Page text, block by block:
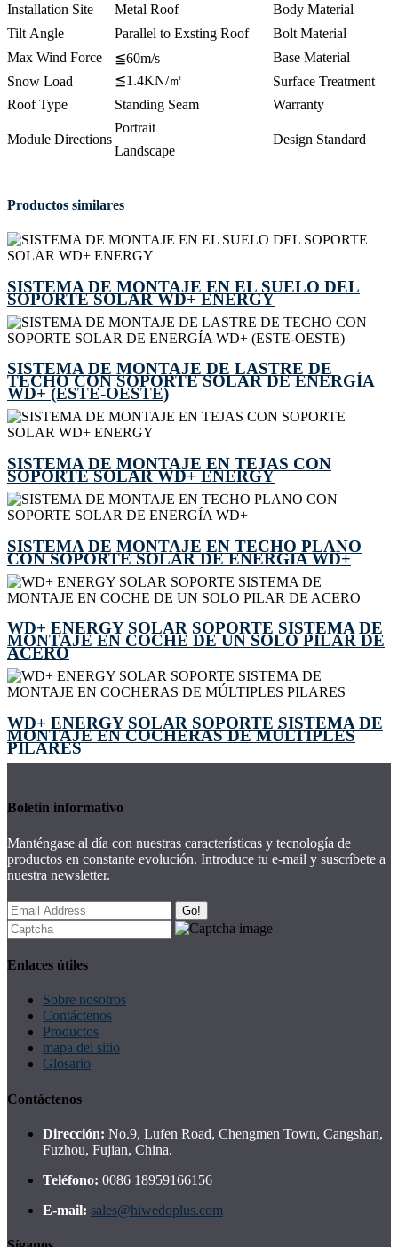
Installation Site
Metal Roof Body Material
Tilt Angle
Parallel to Exsting Roof Bolt Material
Max Wind Force
≦60m/s Base Material
Snow Load
≦1.4KN/㎡ Surface Treatment
Roof Type
Standing Seam Warranty
Module Directions
Portrait
Design Standard
Landscape
Productos similares
SISTEMA DE MONTAJE EN EL SUELO DEL
SOPORTE SOLAR WD+ ENERGY
SISTEMA DE MONTAJE DE LASTRE DE
TECHO CON SOPORTE SOLAR DE ENERGÍA
WD+ (ESTE-OESTE)
SISTEMA DE MONTAJE EN TEJAS CON
SOPORTE SOLAR WD+ ENERGY
SISTEMA DE MONTAJE EN TECHO PLANO
CON SOPORTE SOLAR DE ENERGÍA WD+
WD+ ENERGY SOLAR SOPORTE SISTEMA DE
MONTAJE EN COCHE DE UN SOLO PILAR DE
ACERO
WD+ ENERGY SOLAR SOPORTE SISTEMA DE
MONTAJE EN COCHERAS DE MÚLTIPLES
PILARES
Boletin informativo
Manténgase al día con nuestras características y tecnología de
productos en constante evolución. Introduce tu e-mail y suscríbete a
nuestra newsletter.
Go!
Enlaces útiles
Sobre nosotros
Contáctenos
Productos
mapa del sitio
Glosario
Contáctenos
Dirección: No.9, Lufen Road, Chengmen Town, Cangshan,
Fuzhou, Fujian, China.
Teléfono: 0086 18959166156
E-mail: sales@hiwedoplus.com